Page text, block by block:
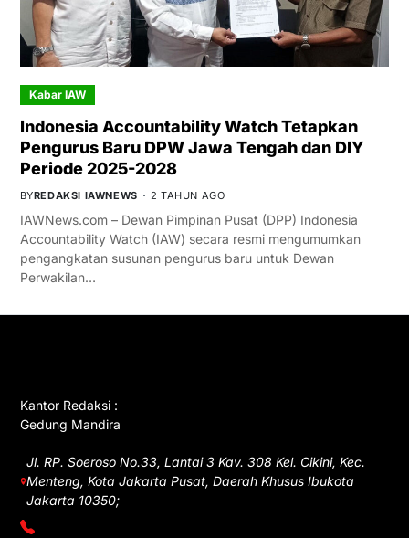
Kabar IAW
Indonesia Accountability Watch Tetapkan
Pengurus Baru DPW Jawa Tengah dan DIY
Periode 2025-2028
BYREDAKSI IAWNEWS 2 TAHUN AGO
IAWNews.com – Dewan Pimpinan Pusat (DPP) Indonesia
Accountability Watch (IAW) secara resmi mengumumkan
pengangkatan susunan pengurus baru untuk Dewan
Perwakilan…
Kantor Redaksi :
Gedung Mandira
Jl. RP. Soeroso No.33, Lantai 3 Kav. 308 Kel. Cikini, Kec.
Menteng, Kota Jakarta Pusat, Daerah Khusus Ibukota
Jakarta 10350;
(021) 3908026